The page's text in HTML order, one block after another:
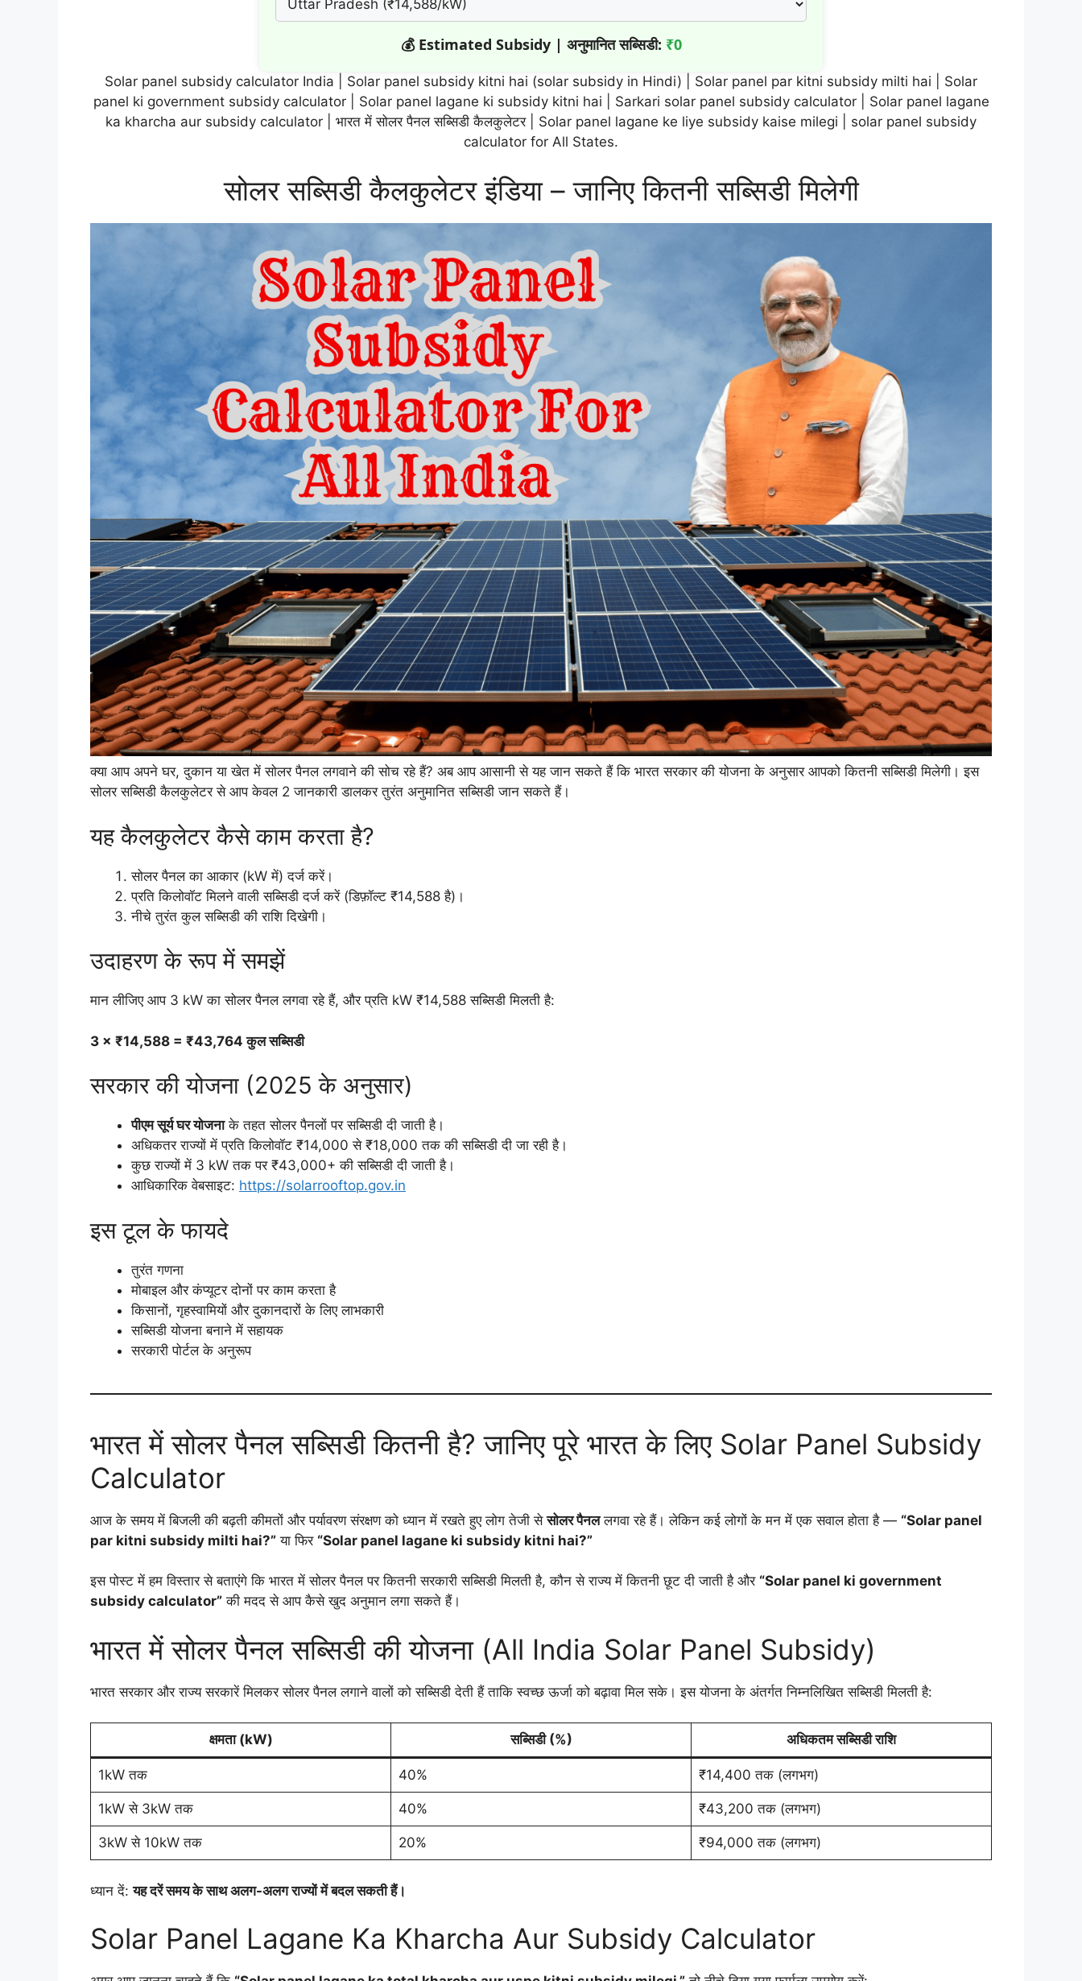
💰 Estimated Subsidy | अनुमानित सब्सिडी: ₹0
Solar panel subsidy calculator India | Solar panel subsidy kitni hai (solar subsidy in Hindi) | Solar panel par kitni subsidy milti hai | Solar
panel ki government subsidy calculator | Solar panel lagane ki subsidy kitni hai | Sarkari solar panel subsidy calculator | Solar panel lagane
ka kharcha aur subsidy calculator | भारत में सोलर पैनल सब्सिडी कैलकुलेटर | Solar panel lagane ke liye subsidy kaise milegi | solar panel subsidy
calculator for All States.
सोलर सब्सिडी कैलकुलेटर इंडिया – जानिए कितनी सब्सिडी मिलेगी
क्या आप अपने घर, दुकान या खेत में सोलर पैनल लगवाने की सोच रहे हैं? अब आप आसानी से यह जान सकते हैं कि भारत सरकार की योजना के अनुसार आपको कितनी सब्सिडी मिलेगी। इस
सोलर सब्सिडी कैलकुलेटर से आप केवल 2 जानकारी डालकर तुरंत अनुमानित सब्सिडी जान सकते हैं।
यह कैलकुलेटर कैसे काम करता है?
सोलर पैनल का आकार (kW में) दर्ज करें।
प्रति किलोवॉट मिलने वाली सब्सिडी दर्ज करें (डिफ़ॉल्ट ₹14,588 है)।
नीचे तुरंत कुल सब्सिडी की राशि दिखेगी।
उदाहरण के रूप में समझें
मान लीजिए आप 3 kW का सोलर पैनल लगवा रहे हैं, और प्रति kW ₹14,588 सब्सिडी मिलती है:
3 × ₹14,588 = ₹43,764 कुल सब्सिडी
सरकार की योजना (2025 के अनुसार)
पीएम सूर्य घर योजनाके तहत सोलर पैनलों पर सब्सिडी दी जाती है।
अधिकतर राज्यों में प्रति किलोवॉट ₹14,000 से ₹18,000 तक की सब्सिडी दी जा रही है।
कुछ राज्यों में 3 kW तक पर ₹43,000+ की सब्सिडी दी जाती है।
आधिकारिक वेबसाइट: https://solarrooftop.gov.in
इस टूल के फायदे
तुरंत गणना
मोबाइल और कंप्यूटर दोनों पर काम करता है
किसानों, गृहस्वामियों और दुकानदारों के लिए लाभकारी
सब्सिडी योजना बनाने में सहायक
सरकारी पोर्टल के अनुरूप
भारत में सोलर पैनल सब्सिडी कितनी है? जानिए पूरे भारत के लिए Solar Panel Subsidy
Calculator
आज के समय में बिजली की बढ़ती कीमतों और पर्यावरण संरक्षण को ध्यान में रखते हुए लोग तेजी सेसोलर पैनललगवा रहे हैं। लेकिन कई लोगों के मन में एक सवाल होता है — “Solar panel
par kitni subsidy milti hai?” या फिर “Solar panel lagane ki subsidy kitni hai?”
इस पोस्ट में हम विस्तार से बताएंगे कि भारत में सोलर पैनल पर कितनी सरकारी सब्सिडी मिलती है, कौन से राज्य में कितनी छूट दी जाती है और “Solar panel ki government
subsidy calculator” की मदद से आप कैसे खुद अनुमान लगा सकते हैं।
भारत में सोलर पैनल सब्सिडी की योजना (All India Solar Panel Subsidy)
भारत सरकार और राज्य सरकारें मिलकर सोलर पैनल लगाने वालों को सब्सिडी देती हैं ताकि स्वच्छ ऊर्जा को बढ़ावा मिल सके। इस योजना के अंतर्गत निम्नलिखित सब्सिडी मिलती है:
क्षमता (kW) सब्सिडी (%) अधिकतम सब्सिडी राशि
1kW तक 40% ₹14,400 तक (लगभग)
1kW से 3kW तक 40% ₹43,200 तक (लगभग)
3kW से 10kW तक 20% ₹94,000 तक (लगभग)
ध्यान दें:यह दरें समय के साथ अलग-अलग राज्यों में बदल सकती हैं।
Solar Panel Lagane Ka Kharcha Aur Subsidy Calculator